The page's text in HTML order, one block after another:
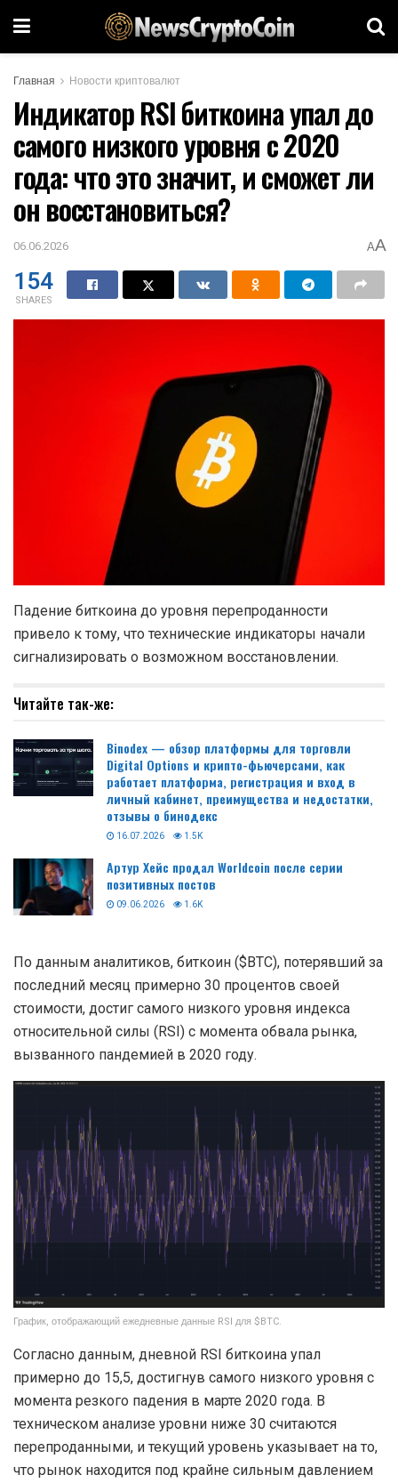
Главная Новости криптовалют
Индикатор RSI биткоина упал до
самого низкого уровня с 2020
года: что это значит, и сможет ли
он восстановиться?
06.06.2026 AA
154
SHARES
Падение биткоина до уровня перепроданности
привело к тому, что технические индикаторы начали
сигнализировать о возможном восстановлении.
Читайте так-же:
Binodex — обзор платформы для торговли
Digital Options и крипто-фьючерсами, как
работает платформа, регистрация и вход в
личный кабинет, преимущества и недостатки,
отзывы о бинодекс
16.07.2026 1.5K
Артур Хейс продал Worldcoin после серии
позитивных постов
09.06.2026 1.6K
По данным аналитиков, биткоин ($BTC), потерявший за
последний месяц примерно 30 процентов своей
стоимости, достиг самого низкого уровня индекса
относительной силы (RSI) с момента обвала рынка,
вызванного пандемией в 2020 году.
График, отображающий ежедневные данные RSI для $BTC.
Согласно данным, дневной RSI биткоина упал
примерно до 15,5, достигнув самого низкого уровня с
момента резкого падения в марте 2020 года. В
техническом анализе уровни ниже 30 считаются
перепроданными, и текущий уровень указывает на то,
что рынок находится под крайне сильным давлением